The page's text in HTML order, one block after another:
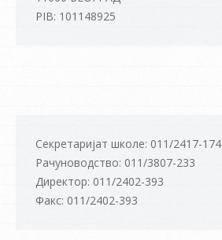
PIB: 101148925
Секретаријат школе: 011/2417-174
Рачуноводство: 011/3807-233
Директор: 011/2402-393
Факс: 011/2402-393